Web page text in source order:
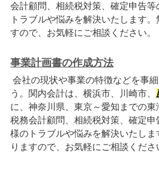
会計顧問、相続税対策、確定申告
トラブルや悩みを解決いたします
すので、お気軽にご相談ください。
事業計画書の作成方法
会社の現状や事業の特徴などを事
う。関内会計は、横浜市、川崎市、
に、神奈川県、東京～愛知までの東
税務会計顧問、相続税対策、確定
様のトラブルや悩みを解決いたし
りますので、お気軽にご相談くださ